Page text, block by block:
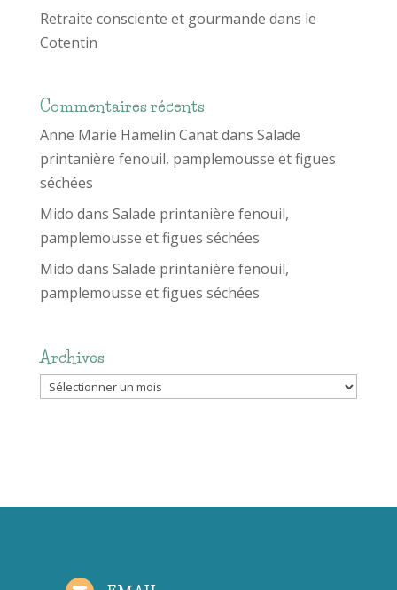
Retraite consciente et gourmande dans le
Cotentin
Commentaires récents
Anne Marie Hamelin Canatdans Salade
printanière fenouil, pamplemousse et figues
séchées
Mido dans Salade printanière fenouil,
pamplemousse et figues séchées
Mido dans Salade printanière fenouil,
pamplemousse et figues séchées
Archives
Archives